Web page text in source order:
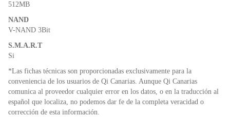
512MB
NAND
V-NAND 3Bit
S.M.A.R.T
Si
*Las fichas técnicas son proporcionadas exclusivamente para la
conveniencia de los usuarios de Qi Canarias. Aunque Qi Canarias
comunica al proveedor cualquier error en los datos, o en la traducción al
español que localiza, no podemos dar fe de la completa veracidad o
corrección de esta información.